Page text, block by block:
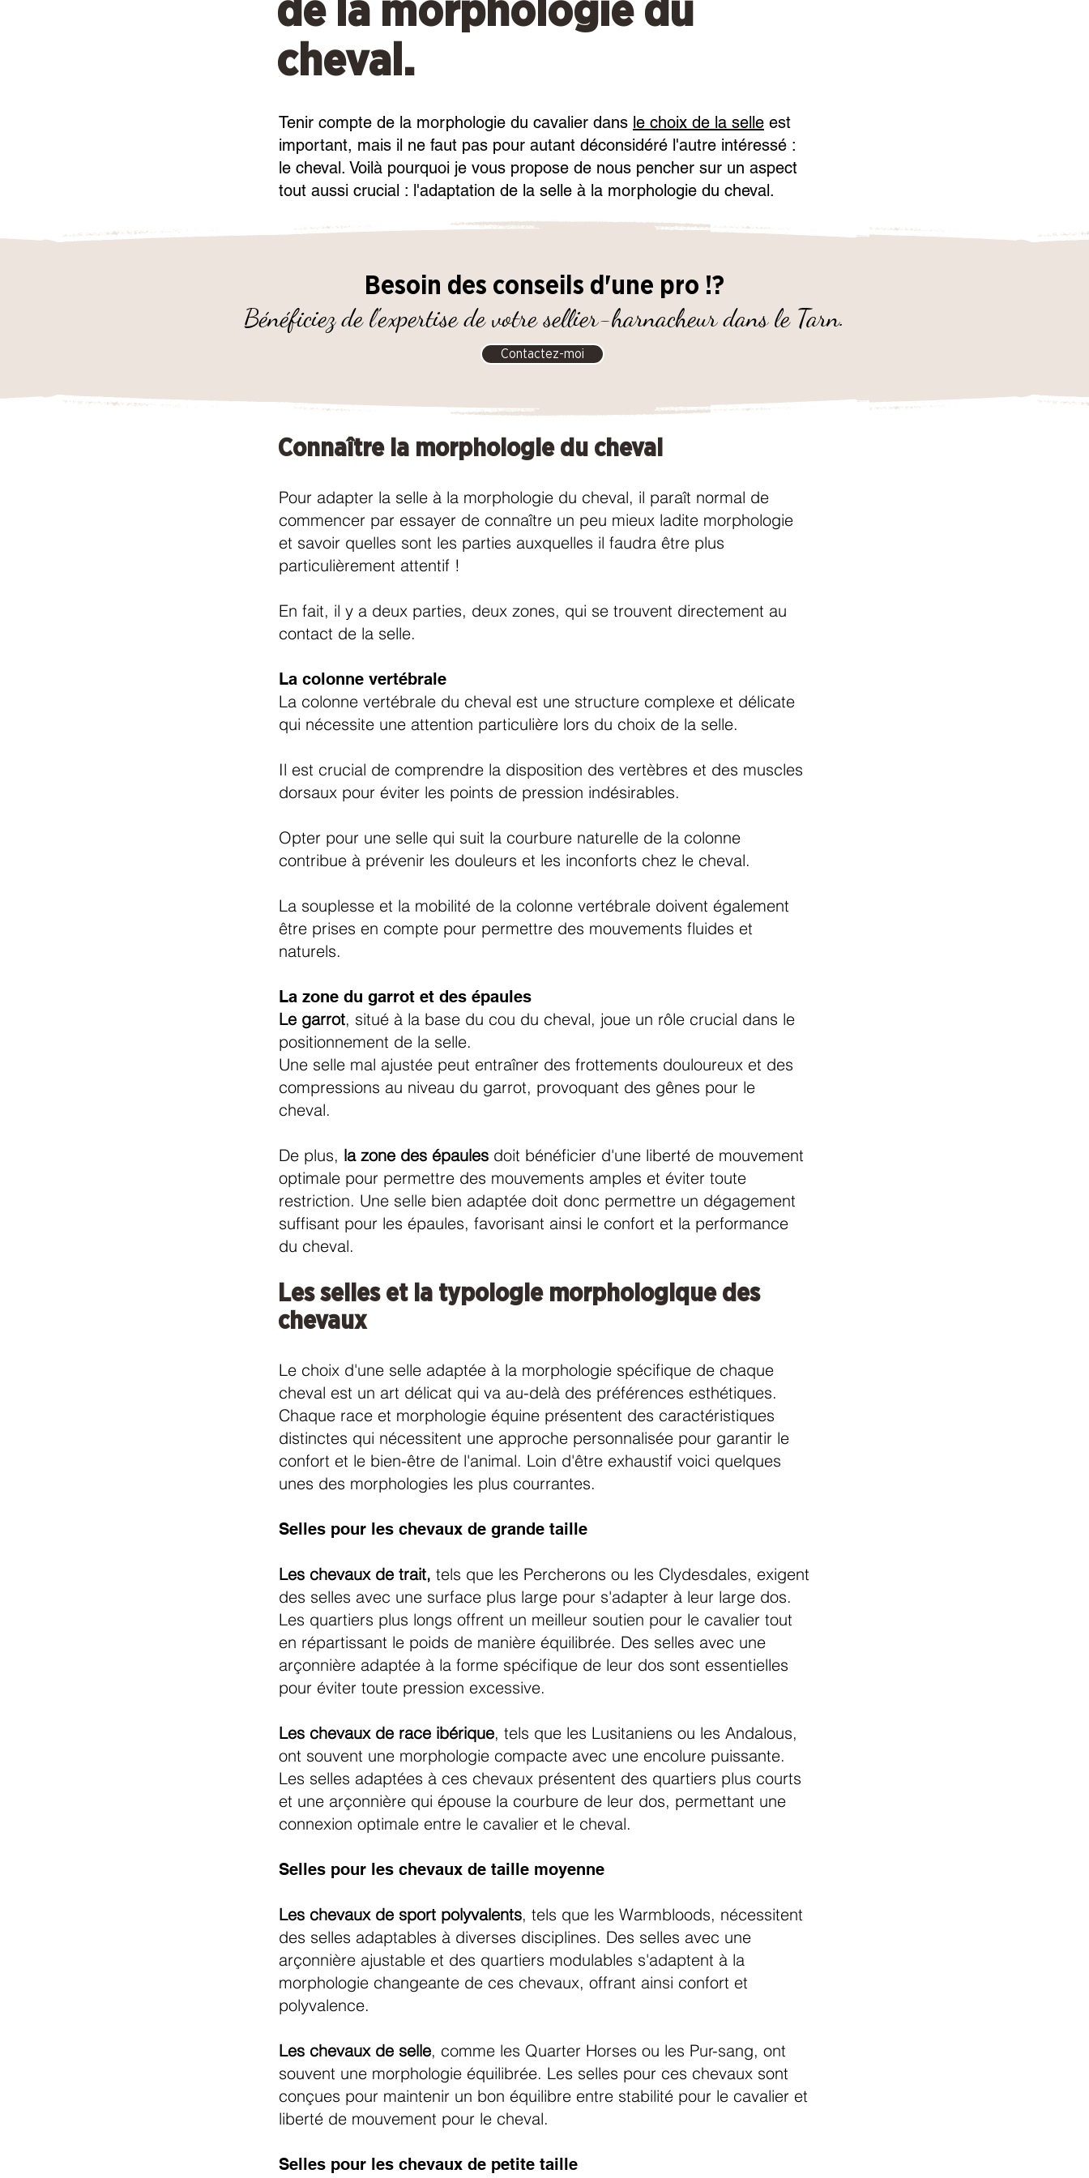
de la morphologie du
cheval.
Tenir compte de la morphologie du cavalier dans le choix de la selle est
important, mais il ne faut pas pour autant déconsidéré l'autre intéressé :
le cheval. Voilà pourquoi je vous propose de nous pencher sur un aspect
tout aussi crucial : l'adaptation de la selle à la morphologie du cheval.
Besoin des conseils d'une pro !?
Bénéficiez de l'expertise de votre sellier-harnacheur dans le Tarn.
Contactez-moi
Connaître la morphologie du cheval
Pour adapter la selle à la morphologie du cheval, il paraît normal de
commencer par essayer de connaître un peu mieux ladite morphologie
et savoir quelles sont les parties auxquelles il faudra être plus
particulièrement attentif !
En fait, il y a deux parties, deux zones, qui se trouvent directement au
contact de la selle.
La colonne vertébrale
La colonne vertébrale du cheval est une structure complexe et délicate
qui nécessite une attention particulière lors du choix de la selle.
Il est crucial de comprendre la disposition des vertèbres et des muscles
dorsaux pour éviter les points de pression indésirables.
Opter pour une selle qui suit la courbure naturelle de la colonne
contribue à prévenir les douleurs et les inconforts chez le cheval.
La souplesse et la mobilité de la colonne vertébrale doivent également
être prises en compte pour permettre des mouvements fluides et
naturels.
La zone du garrot et des épaules
Le garrot, situé à la base du cou du cheval, joue un rôle crucial dans le
positionnement de la selle.
Une selle mal ajustée peut entraîner des frottements douloureux et des
compressions au niveau du garrot, provoquant des gênes pour le
cheval.
De plus, la zone des épaules doit bénéficier d'une liberté de mouvement
optimale pour permettre des mouvements amples et éviter toute
restriction. Une selle bien adaptée doit donc permettre un dégagement
suffisant pour les épaules, favorisant ainsi le confort et la performance
du cheval.
Les selles et la typologie morphologique des
chevaux
Le choix d'une selle adaptée à la morphologie spécifique de chaque
cheval est un art délicat qui va au-delà des préférences esthétiques.
Chaque race et morphologie équine présentent des caractéristiques
distinctes qui nécessitent une approche personnalisée pour garantir le
confort et le bien-être de l'animal. Loin d'être exhaustif voici quelques
unes des morphologies les plus courrantes.
Selles pour les chevaux de grande taille
Les chevaux de trait, tels que les Percherons ou les Clydesdales, exigent
des selles avec une surface plus large pour s'adapter à leur large dos.
Les quartiers plus longs offrent un meilleur soutien pour le cavalier tout
en répartissant le poids de manière équilibrée. Des selles avec une
arçonnière adaptée à la forme spécifique de leur dos sont essentielles
pour éviter toute pression excessive.
Les chevaux de race ibérique, tels que les Lusitaniens ou les Andalous,
ont souvent une morphologie compacte avec une encolure puissante.
Les selles adaptées à ces chevaux présentent des quartiers plus courts
et une arçonnière qui épouse la courbure de leur dos, permettant une
connexion optimale entre le cavalier et le cheval.
Selles pour les chevaux de taille moyenne
Les chevaux de sport polyvalents, tels que les Warmbloods, nécessitent
des selles adaptables à diverses disciplines. Des selles avec une
arçonnière ajustable et des quartiers modulables s'adaptent à la
morphologie changeante de ces chevaux, offrant ainsi confort et
polyvalence.
Les chevaux de selle, comme les Quarter Horses ou les Pur-sang, ont
souvent une morphologie équilibrée. Les selles pour ces chevaux sont
conçues pour maintenir un bon équilibre entre stabilité pour le cavalier et
liberté de mouvement pour le cheval.
Selles pour les chevaux de petite taille